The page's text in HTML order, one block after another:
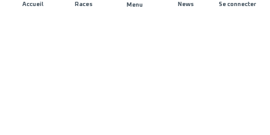
Accueil Races Menu News Se connecter